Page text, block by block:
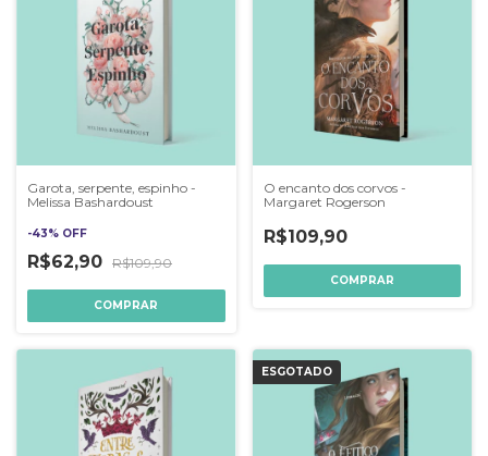
Garota, serpente, espinho -
Melissa Bashardoust
-43% OFF
R$62,90 R$109,90
O encanto dos corvos -
Margaret Rogerson
R$109,90
ESGOTADO